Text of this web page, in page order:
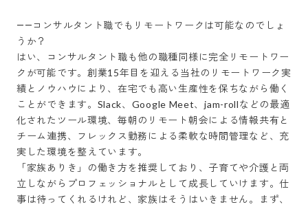
――コンサルタント職でもリモートワークは可能なのでしょ
うか？
はい、コンサルタント職も他の職種同様に完全リモートワー
クが可能です。創業15年目を迎える当社のリモートワーク実
績とノウハウにより、在宅でも高い生産性を保ちながら働く
ことができます。Slack、Google Meet、jam-rollなどの最適
化されたツール環境、毎朝のリモート朝会による情報共有と
チーム連携、フレックス勤務による柔軟な時間管理など、充
実した環境を整えています。
「家族ありき」の働き方を推奨しており、子育てや介護と両
立しながらプロフェッショナルとして成長していけます。仕
事は待ってくれるけれど、家族はそうはいきません。まず、